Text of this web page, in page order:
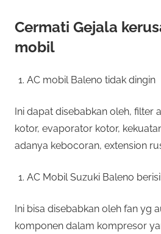
Cermati Gejala
mobil
AC mobil Baleno tidak dingin
Ini dapat disebabkan oleh, filter
kotor, evaporator kotor,
adanya kebocoran, extension
AC Mobil Suzuki Baleno
Ini bisa disebabkan oleh fan yg
komponen dalam kompresor